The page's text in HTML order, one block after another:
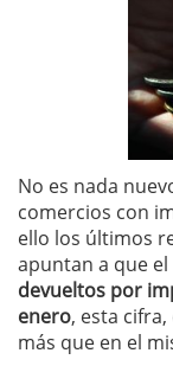
No es nada
comercios con
ello los últimos
apuntan a que
devueltos por
enero, esta
más que en el